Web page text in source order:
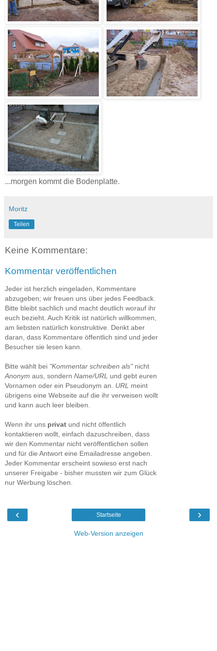
...morgen kommt die Bodenplatte.
Moritz
Teilen
Keine Kommentare:
Kommentar veröffentlichen
Jeder ist herzlich eingeladen, Kommentare
abzugeben; wir freuen uns über jedes Feedback.
Bitte bleibt sachlich und macht deutlich worauf ihr
euch bezieht. Auch Kritik ist natürlich willkommen,
am liebsten natürlich konstruktive. Denkt aber
daran, dass Kommentare öffentlich sind und jeder
Besucher sie lesen kann.
Bitte wählt bei "Kommentar schreiben als"nicht
Anonym aus, sondern Name/URL und gebt euren
Vornamen oder ein Pseudonym an. URL meint
übrigens eine Webseite auf die ihr verweisen wollt
und kann auch leer bleiben.
Wenn ihr uns privat und nicht öffentlich
kontaktieren wollt, einfach dazuschreiben, dass
wir den Kommentar nicht veröffentlichen sollen
und für die Antwort eine Emailadresse angeben.
Jeder Kommentar erscheint sowieso erst nach
unserer Freigabe - bisher mussten wir zum Glück
nur Werbung löschen.
‹ ›
Startseite
Web-Version anzeigen